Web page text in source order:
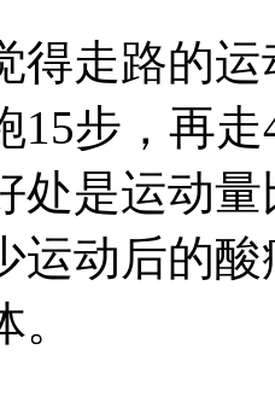
走路的运
15步，再
处是运动
运动后的